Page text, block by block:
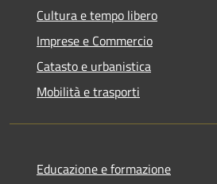
Cultura e tempo libero
Imprese e Commercio
Catasto e urbanistica
Mobilità e trasporti
Educazione e formazione